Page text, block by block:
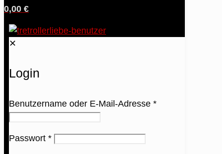
0,00 €
✕
Login
Benutzername oder E-Mail-Adresse *
Passwort *